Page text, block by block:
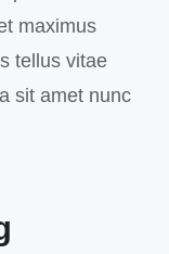
maximus
tellus vitae
sit amet nunc